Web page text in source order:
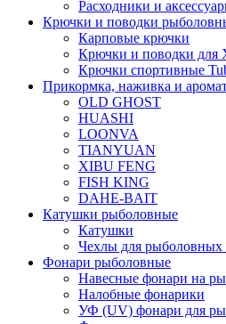
Расходники и
Крючки и поводки
Карповые крючки
Крючки и поводки для
Крючки спортивные
Прикормка, наживка и
OLD GHOST
HUASHI
LOONVA
TIANYUAN
XIBU FENG
FISH KING
DAHE-BAIT
Катушки рыболовные
Катушки
Чехлы для рыболовных
Фонари рыболовные
Навесные фонари на
Налобные фонарики
УФ (UV) фонари для